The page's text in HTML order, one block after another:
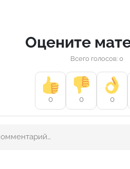
Оцените
Всего голосов: 0
0 0 0